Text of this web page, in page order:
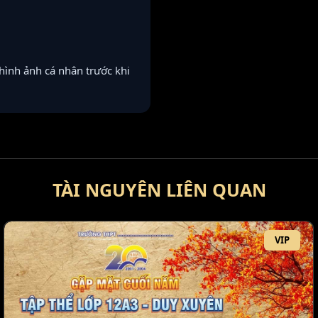
ảnh cá nhân trước khi
TÀI NGUYÊN LIÊN QUAN
VIP